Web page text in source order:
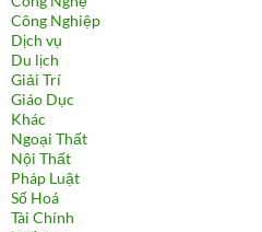
Công Nghiệp
Dịch vụ
Du lịch
Giải Trí
Giáo Dục
Khác
Ngoại Thất
Nội Thất
Pháp Luật
Số Hoá
Tài Chính